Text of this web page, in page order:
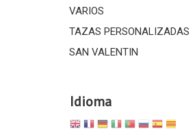
VARIOS
TAZAS PERSONALIZADAS
SAN VALENTIN
Idioma